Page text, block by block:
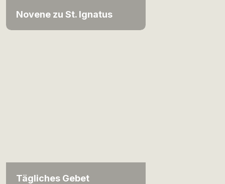
Novene zu St. Ignatus
Tägliches Gebet